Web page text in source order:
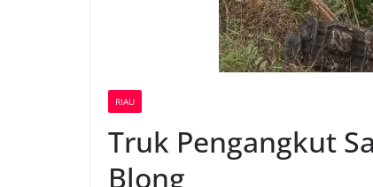
RIAU
Truk Pengangkut
Blong